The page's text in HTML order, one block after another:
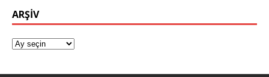
ARŞIV